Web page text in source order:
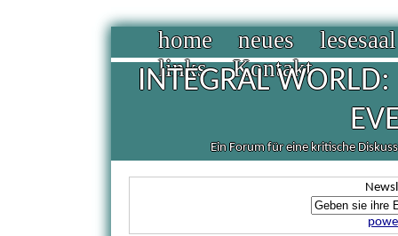
home neues
lesesaal
links
Kontakt
INTEGRAL WORLD:
Ein Forum für eine kritische